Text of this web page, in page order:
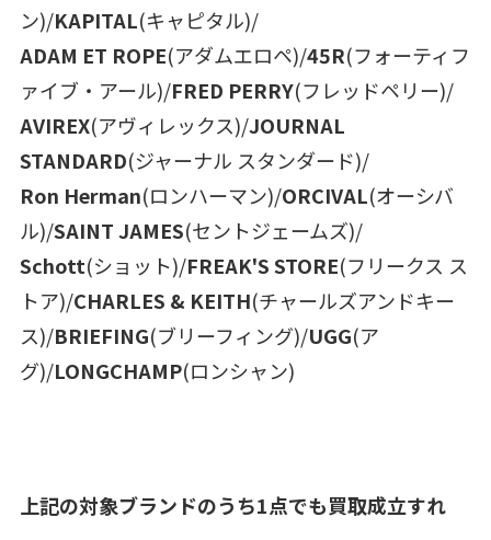
ン)/KAPITAL(キャピタル)/
ADAM ET ROPE(アダムエロペ)/45R(フォーティフ
ァイブ・アール)/FRED PERRY(フレッドペリー)/
AVIREX(アヴィレックス)/JOURNAL
STANDARD(ジャーナル スタンダード)/
Ron Herman(ロンハーマン)/ORCIVAL(オーシバ
ル)/SAINT JAMES(セントジェームズ)/
Schott(ショット)/FREAK'S STORE(フリークス ス
トア)/CHARLES & KEITH(チャールズアンドキー
ス)/BRIEFING(ブリーフィング)/UGG(ア
グ)/LONGCHAMP(ロンシャン)
上記の対象ブランドのうち1点でも買取成立すれ